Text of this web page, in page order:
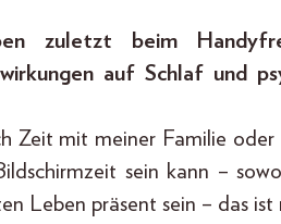
zuletzt beim
auf Schlaf und
Zeit mit meiner Familie
sein kann –
Leben präsent sein – das ist